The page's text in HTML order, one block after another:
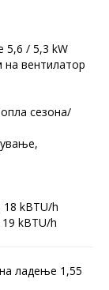
5,6 / 5,3 kW
вентилатор
сезона/
kBTU/h
kBTU/h
ладење 1,55